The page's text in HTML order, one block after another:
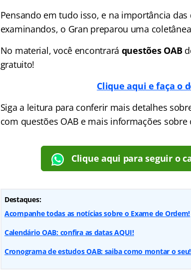
Pensando em tudo isso, e na importância
examinandos, o Gran preparou uma
No material, você encontrará questões OAB
gratuito!
Clique aqui e faça o
Siga a leitura para conferir mais detalhes
com questões OAB e mais informações sobre
Clique aqui para seguir o
Destaques:
Acompanhe todas as notícias sobre o Exame de Ordem!
Calendário OAB: confira as datas AQUI!
Cronograma de estudos OAB: saiba como montar o